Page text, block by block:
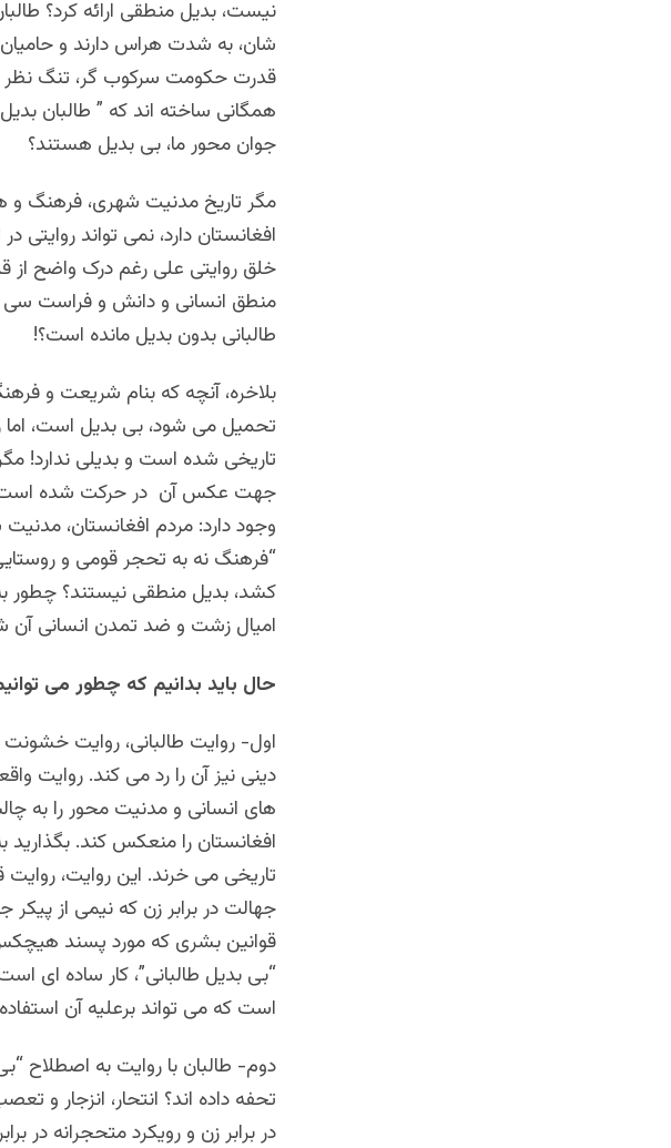
نیست، بدیل منطقی ارائه کرد؟
شان، به شدت هراس دارند و
قدرت حکومت سرکوب گر، تنگ نظر
همگانی ساخته اند که ” طالبان
جوان محور ما، بی بدیل هستند؟
مگر تاریخ مدنیت شهری، فرهنگ و
افغانستان دارد، نمی تواند روایتی
خلق روایتی علی رغم درک واضح
منطق انسانی و دانش و فراست سی
طالبانی بدون بدیل مانده است؟!
بلاخره، آنچه که بنام شریعت و
تحمیل می شود، بی بدیل است، اما
تاریخی شده است و بدیلی ندارد!
جهت عکس آن در حرکت شده است.
وجود دارد: مردم افغانستان،
“فرهنگ نه به تحجر قومی و
کشد، بدیل منطقی نیستند؟ چطور
امیال زشت و ضد تمدن انسانی آن
حال باید بدانیم که چطور می
اول- روایت طالبانی، روایت
دینی نیز آن را رد می کند. روایت
های انسانی و مدنیت محور را به
افغانستان را منعکس کند.
تاریخی می خرند. این روایت،
جهالت در برابر زن که نیمی از
قوانین بشری که مورد پسند
“بی بدیل طالبانی”، کار ساده ای
است که می تواند برعلیه آن
دوم- طالبان با روایت به اصطلاح
تحفه داده اند؟ انتحار، انزجار
در برابر زن و رویکرد متحجرانه در